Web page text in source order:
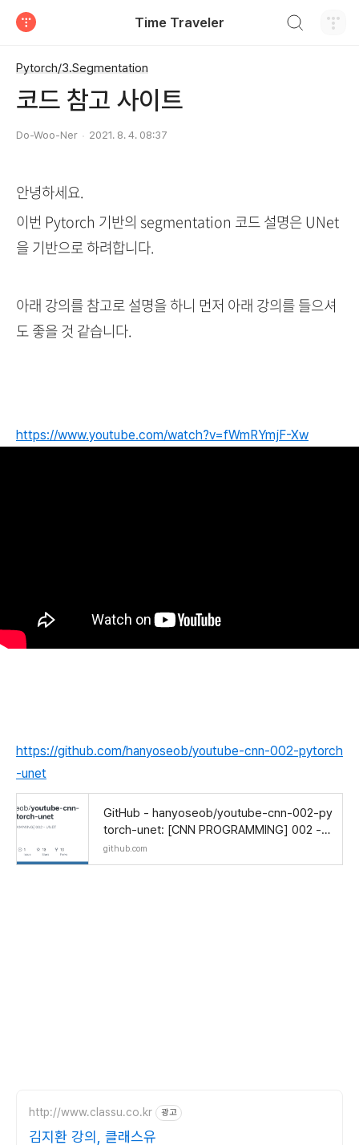
Time Traveler
Pytorch/3.Segmentation
코드 참고 사이트
Do-Woo-Ner 2021. 8. 4. 08:37
안녕하세요.
이번 Pytorch 기반의 segmentation 코드 설명은 UNet
을 기반으로 하려합니다.
아래 강의를 참고로 설명을 하니 먼저 아래 강의를 들으셔
도 좋을 것 같습니다.
https://www.youtube.com/watch?v=fWmRYmjF-Xw
https://github.com/hanyoseob/youtube-cnn-002-pytorch
-unet
GitHub - hanyoseob/youtube-cnn-002-py
torch-unet: [CNN PROGRAMMING] 002 - U
NET
github.com
http://www.classu.co.kr 광고
김지환 강의, 클래스유